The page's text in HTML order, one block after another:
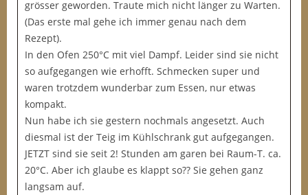
grösser geworden. Traute mich nicht länger zu Warten.
(Das erste mal gehe ich immer genau nach dem
Rezept).
In den Ofen 250°C mit viel Dampf. Leider sind sie nicht
so aufgegangen wie erhofft. Schmecken super und
waren trotzdem wunderbar zum Essen, nur etwas
kompakt.
Nun habe ich sie gestern nochmals angesetzt. Auch
diesmal ist der Teig im Kühlschrank gut aufgegangen.
JETZT sind sie seit 2! Stunden am garen bei Raum-T. ca.
20°C. Aber ich glaube es klappt so?? Sie gehen ganz
langsam auf.